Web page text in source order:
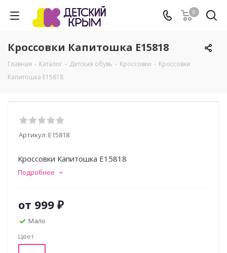
0
Кроссовки Капитошка E15818
Главная - Каталог - Детская обувь - Кроссовки - Кроссовки
Капитошка E15818
Артикул: E15818
Кроссовки Капитошка E15818
Подробнее
от 999 ₽
Мало
Цвет